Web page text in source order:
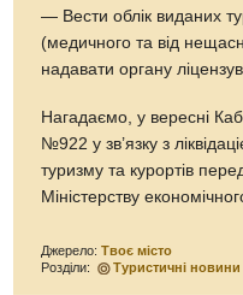
— Вести облік виданих
(медичного та від
надавати органу
Нагадаємо, у вересні
№922 у зв’язку з
туризму та курортів
Міністерству
Джерело:Твоє місто
Розділи:
Туристичні новини